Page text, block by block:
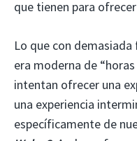
que tienen para
Lo que con
era moderna de
intentan ofrecer una
una experiencia
específicamente de